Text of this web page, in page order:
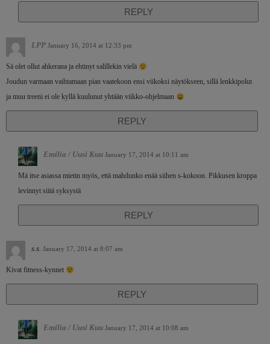
REPLY
LPP January 16, 2014 at 12:33 pm
Sä olet ollut ahkerana ja ehtinyt salillekin vielä
Joudun varmaan vaihtamaan pian vaatekoon ensi viikoksi näytökseen, sillä lenkkipolut
ja muu treeni ei ole kyllä kuulunut yhtään viikko-ohjelmaan
REPLY
Emilia / Uusi Kuu January 17, 2014 at 10:11 am
Mä itse asiassa mietin myös, että mahdunko enää siihen s-kokoon. Pikkusen kroppa
levinnyt siitä syksystä
REPLY
s.s. January 17, 2014 at 8:07 am
Kivat fitness-kynnet
REPLY
Emilia / Uusi Kuu January 17, 2014 at 10:08 am